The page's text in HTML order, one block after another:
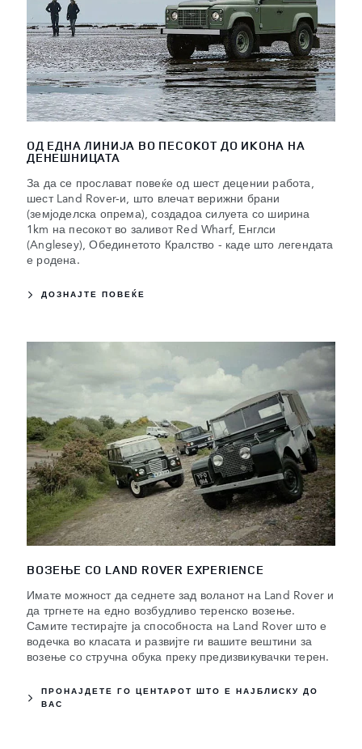
ОД ЕДНА ЛИНИЈА ВО ПЕСОКОТ ДО ИКОНА НА
ДЕНЕШНИЦАТА
За да се прослават повеќе од шест децении работа,
шест Land Rover-и, што влечат верижни брани
(земјоделска опрема), создадоа силуета со ширина
1km на песокот во заливот Red Wharf, Енглси
(Anglesey), Обединетото Кралство - каде што легендата
е родена.
ДОЗНАЈТЕ ПОВЕЌЕ
ВОЗЕЊЕ СО LAND ROVER EXPERIENCE
Имате можност да седнете зад воланот на Land Rover и
да тргнете на едно возбудливо теренско возење.
Самите тестирајте ја способноста на Land Rover што е
водечка во класата и развијте ги вашите вештини за
возење со стручна обука преку предизвикувачки терен.
ПРОНАЈДЕТЕ ГО ЦЕНТАРОТ ШТО Е НАЈБЛИСКУ ДО
ВАС